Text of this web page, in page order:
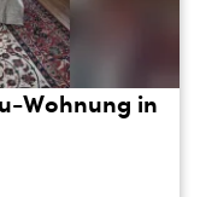
Wohnung in